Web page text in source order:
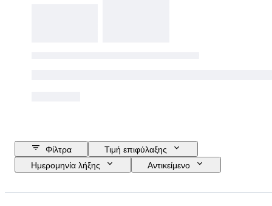
Φίλτρα
Τιμή επιφύλαξης
Ημερομηνία λήξης
Αντικείμενο